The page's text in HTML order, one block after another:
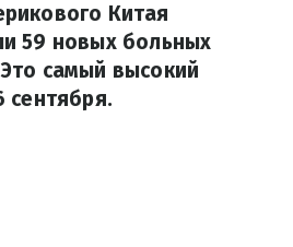
Китая
59 новых больных
самый высокий
сентября.